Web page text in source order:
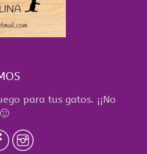
para tus gatos. ¡¡No